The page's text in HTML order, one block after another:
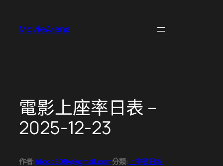
MovieArena
電影上座率日表 –
2025-12-23
作者:blood5084@gmail.com分類: 上座數日報